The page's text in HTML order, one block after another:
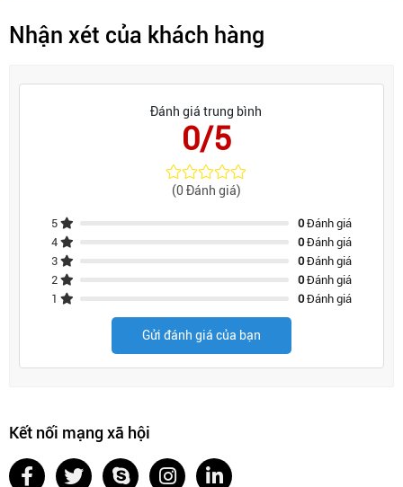
Nhận xét của khách hàng
Đánh giá trung bình
0/5
(0 Đánh giá)
5 0Đánh giá
4
0Đánh giá
3
0Đánh giá
2
0Đánh giá
1
0Đánh giá
Gửi đánh giá của bạn
Kết nối mạng xã hội